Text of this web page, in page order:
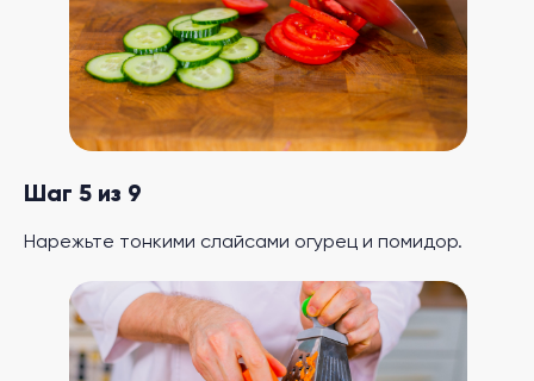
Шаг 5 из 9
Нарежьте тонкими слайсами огурец и помидор.